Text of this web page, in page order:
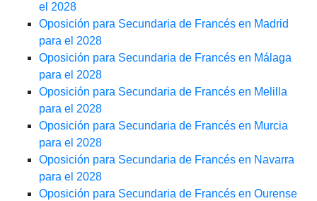
el 2028
Oposición para Secundaria de Francés en Madrid
para el 2028
Oposición para Secundaria de Francés en Málaga
para el 2028
Oposición para Secundaria de Francés en Melilla
para el 2028
Oposición para Secundaria de Francés en Murcia
para el 2028
Oposición para Secundaria de Francés en Navarra
para el 2028
Oposición para Secundaria de Francés en Ourense